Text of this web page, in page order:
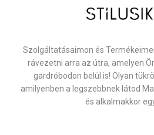
Szolgáltatásaimon és
rávezetni arra az útra, amelyen
gardróbodon belül is! Olyan
amilyenben a legszebbnek látod
és alkalmakkor